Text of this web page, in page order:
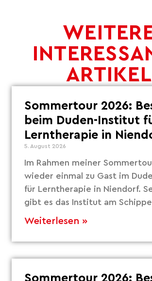
ARTIKEL
Sommertour 2026:
beim Duden-Institut
Lerntherapie in
5. August 2026
Im Rahmen meiner
wieder einmal zu Gast im
für Lerntherapie in Niendorf.
gibt es das Institut am
Weiterlesen »
Sommertour 2026: